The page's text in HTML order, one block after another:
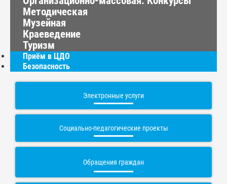
Методическая
Музейная
Краеведение
Туризм
Приём в ЦДО
Безопасность
Электронные услуги
Социально-педагогические проекты
Обращения граждан